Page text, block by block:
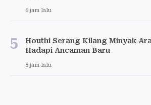
6 jam lalu
5
Houthi Serang Kilang Minyak
Hadapi Ancaman Baru
8 jam lalu